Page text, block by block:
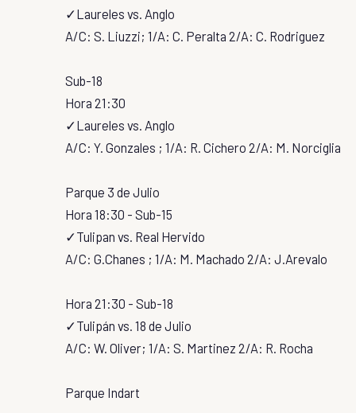
✓Laureles vs. Anglo
A/C: S. Liuzzi; 1/A: C. Peralta 2/A: C. Rodriguez
Sub-18
Hora 21:30
✓Laureles vs. Anglo
A/C: Y. Gonzales ; 1/A: R. Cichero 2/A: M. Norciglia
Parque 3 de Julio
Hora 18:30 - Sub-15
✓Tulipan vs. Real Hervido
A/C: G.Chanes ; 1/A: M. Machado 2/A: J.Arevalo
Hora 21:30 - Sub-18
✓Tulipán vs. 18 de Julio
A/C: W. Oliver; 1/A: S. Martinez 2/A: R. Rocha
Parque Indart